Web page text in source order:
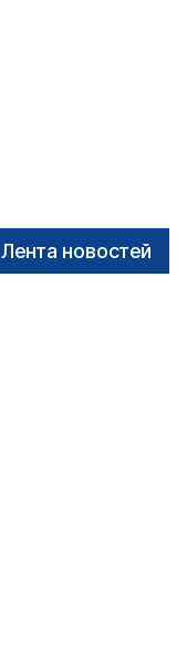
Лента новостей